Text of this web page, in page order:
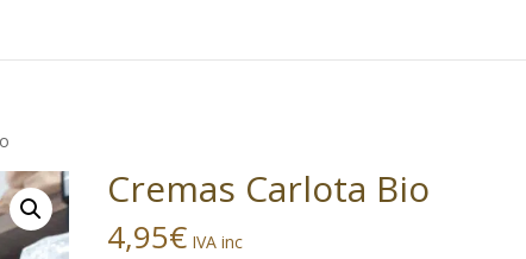
Cremas Carlota Bio
4,95€ IVA inc